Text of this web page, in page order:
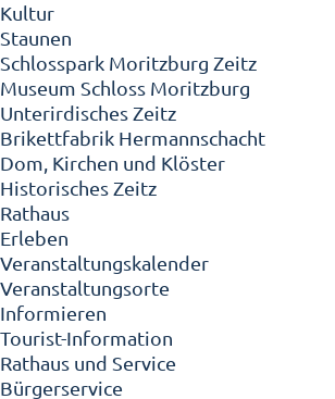
Kultur
Staunen
Schlosspark Moritzburg Zeitz
Museum Schloss Moritzburg
Unterirdisches Zeitz
Brikettfabrik Hermannschacht
Dom, Kirchen und Klöster
Historisches Zeitz
Rathaus
Erleben
Veranstaltungskalender
Veranstaltungsorte
Informieren
Tourist-Information
Rathaus und Service
Bürgerservice